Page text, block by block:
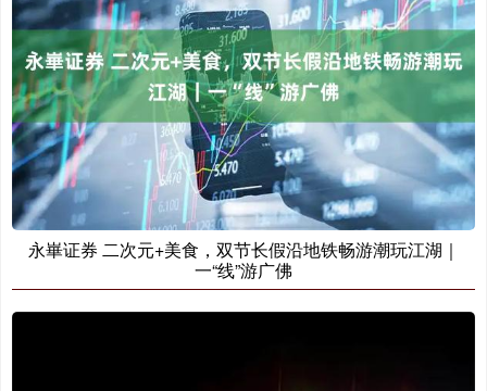
永崋证券 二次元+美食，双节长假沿地铁畅游潮玩江湖｜
一“线”游广佛